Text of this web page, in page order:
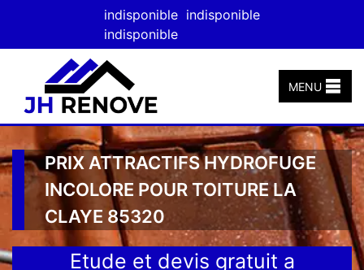
indisponible indisponible
indisponible
MENU
PRIX ATTRACTIFS HYDROFUGE
INCOLORE POUR TOITURE LA
CLAYE 85320
Etude et devis gratuit a